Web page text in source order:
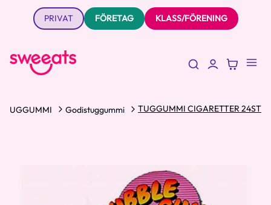
PRIVAT FÖRETAG KLASS/FÖRENING
TUGGUMMI Godistuggummi TUGGUMMI CIGARETTER 24ST